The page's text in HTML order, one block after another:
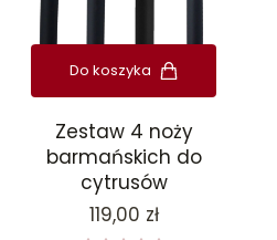
Do koszyka
Zestaw 4 noży
barmańskich do
cytrusów
Cena
119,00 zł